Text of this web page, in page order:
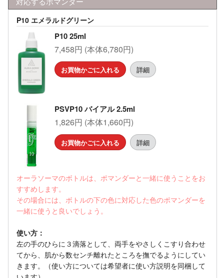
P10 エメラルドグリーン
P10 25ml
7,458円 (本体6,780円)
お買物かごに入れる 詳細
PSVP10 バイアル 2.5ml
1,826円 (本体1,660円)
お買物かごに入れる 詳細
オーラソーマのボトルは、ポマンダーと一緒に使うことをお
すすめします。
その場合には、ボトルの下の色に対応した色のポマンダーを
一緒に使うと良いでしょう。
使い方：
左の手のひらに３滴落として、両手をやさしくこすり合わせ
てから、肌から数センチ離れたところを撫でるようにしてい
きます。（使い方については希望者に使い方説明を同梱して